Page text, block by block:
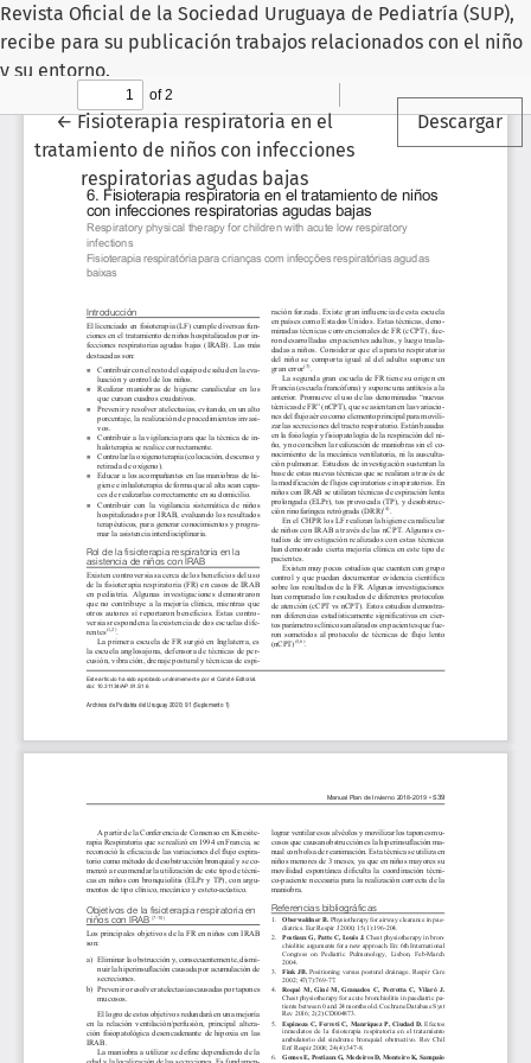
Revista Oficial de la Sociedad Uruguaya de Pediatría (SUP),
recibe para su publicación trabajos relacionados con el niño
y su entorno.
←Volver a los detalles del artículo
Fisioterapia respiratoria en el
tratamiento de niños con infecciones
respiratorias agudas bajas
Descargar